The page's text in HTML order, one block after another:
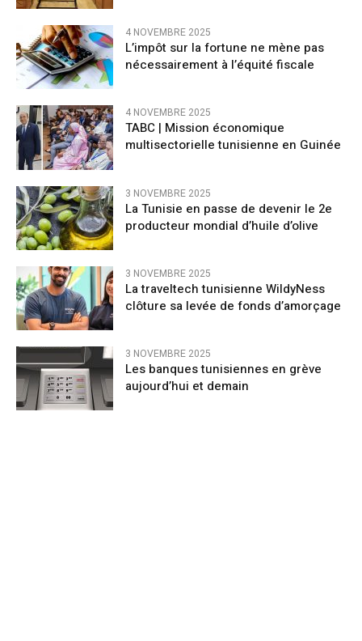
4 NOVEMBRE 2025
L’impôt sur la fortune ne mène pas
nécessairement à l’équité fiscale
4 NOVEMBRE 2025
TABC | Mission économique
multisectorielle tunisienne en Guinée
3 NOVEMBRE 2025
La Tunisie en passe de devenir le 2e
producteur mondial d’huile d’olive
3 NOVEMBRE 2025
La traveltech tunisienne WildyNess
clôture sa levée de fonds d’amorçage
3 NOVEMBRE 2025
Les banques tunisiennes en grève
aujourd’hui et demain